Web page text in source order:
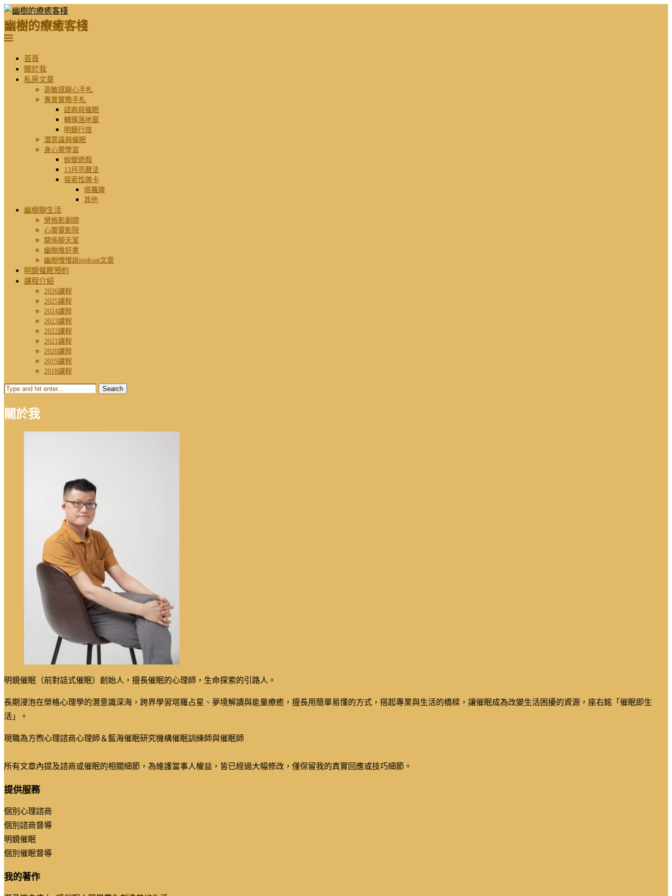
幽樹的療癒客棧
首頁
關於我
私房文章
高敏感聊心手札
專業實務手札
諮商與催眠
輔導落地窗
明鏡行旅
潛意識與催眠
身心靈學習
蛻變遊戲
13月亮曆法
探索性牌卡
塔羅牌
其他
幽樹聊生活
榮格影劇間
心靈電影院
關係聊天室
幽樹推好書
幽樹慢慢說podcast文章
明鏡催眠預約
課程介紹
2026課程
2025課程
2024課程
2023課程
2022課程
2021課程
2020課程
2019課程
2018課程
Search
關於我
明鏡催眠（前對話式催眠）創始人，擅長催眠的心理師，生命探索的引路人。
長期浸泡在榮格心理學的潛意識深海，跨界學習塔羅占星、夢境解讀與能量療癒，擅長用簡單易懂的方式，搭起專業與生活的橋樑，讓催眠成為改變生活困擾的資源，座右銘「催眠即生
活」。
現職為方煦心理諮商心理師＆藍海催眠研究機構催眠訓練師與催眠師
所有文章內提及諮商或催眠的相關細節，為維護當事人權益，皆已經過大幅修改，僅保留我的真實回應或技巧細節。
提供服務
個別心理諮商
個別諮商督導
明鏡催眠
個別催眠督導
我的著作